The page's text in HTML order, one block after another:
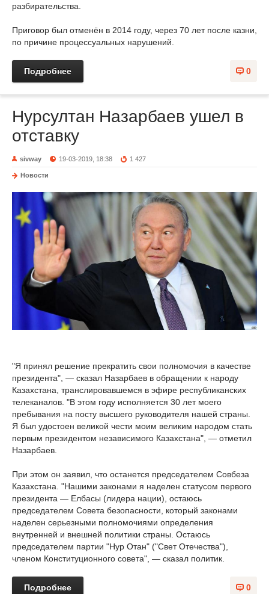
разбирательства.
Приговор был отменён в 2014 году, через 70 лет после казни,
по причине процессуальных нарушений.
0
Подробнее
Нурсултан Назарбаев ушел в
отставку
sivway 19-03-2019, 18:38 1 427
Новости
"Я принял решение прекратить свои полномочия в качестве
президента", — сказал Назарбаев в обращении к народу
Казахстана, транслировавшемся в эфире республиканских
телеканалов. "В этом году исполняется 30 лет моего
пребывания на посту высшего руководителя нашей страны.
Я был удостоен великой чести моим великим народом стать
первым президентом независимого Казахстана", — отметил
Назарбаев.
При этом он заявил, что останется председателем Совбеза
Казахстана. "Нашими законами я наделен статусом первого
президента — Елбасы (лидера нации), остаюсь
председателем Совета безопасности, который законами
наделен серьезными полномочиями определения
внутренней и внешней политики страны. Остаюсь
председателем партии "Нур Отан" ("Свет Отечества"),
членом Конституционного совета", — сказал политик.
0
Подробнее